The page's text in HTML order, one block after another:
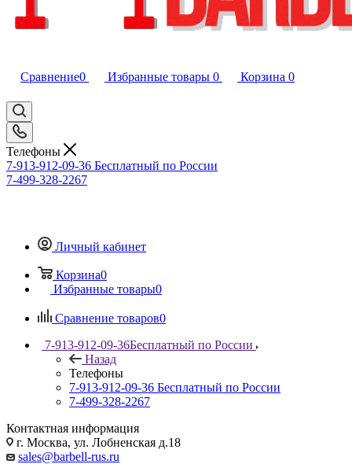
Сравнение0 Избранные товары 0 Корзина 0
Телефоны
7-913-912-09-36 Бесплатный по России
7-499-328-2267
Личный кабинет
Корзина0
Избранные товары0
Сравнение товаров0
7-913-912-09-36Бесплатный по России
Назад
Телефоны
7-913-912-09-36 Бесплатный по России
7-499-328-2267
Контактная информация
г. Москва, ул. Лобненская д.18
sales@barbell-rus.ru